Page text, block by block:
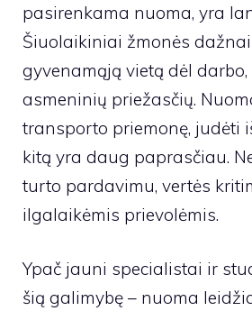
pasirenkama nuoma, yra
Šiuolaikiniai žmonės
gyvenamąją vietą dėl
asmeninių priežasčių.
transporto priemonę, judėti
kitą yra daug paprasčiau.
turto pardavimu, vertės
ilgalaikėmis prievolėmis.
Ypač jauni specialistai ir
šią galimybę – nuoma